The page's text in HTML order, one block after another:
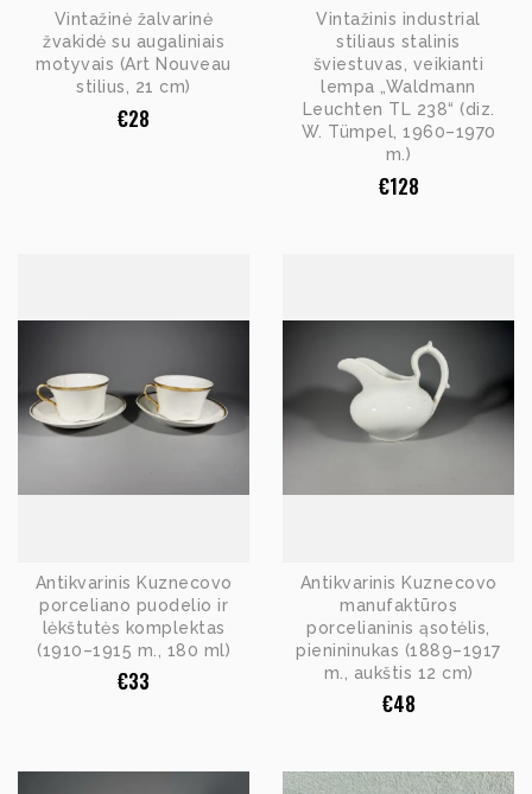
Vintažinė žalvarinė
žvakidė su augaliniais
motyvais (Art Nouveau
stilius, 21 cm)
€28
Vintažinis industrial
stiliaus stalinis
šviestuvas, veikianti
lempa „Waldmann
Leuchten TL 238“ (diz.
W. Tümpel, 1960–1970
m.)
€128
Antikvarinis Kuznecovo
porceliano puodelio ir
lėkštutės komplektas
(1910–1915 m., 180 ml)
€33
Antikvarinis Kuznecovo
manufaktūros
porcelianinis ąsotėlis,
pienininukas (1889–1917
m., aukštis 12 cm)
€48